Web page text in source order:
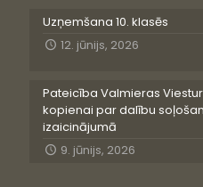
Uzņemšana 10. klasēs
12. jūnijs, 2026
Pateicība Valmieras
kopienai par dalību
izaicinājumā
9. jūnijs, 2026